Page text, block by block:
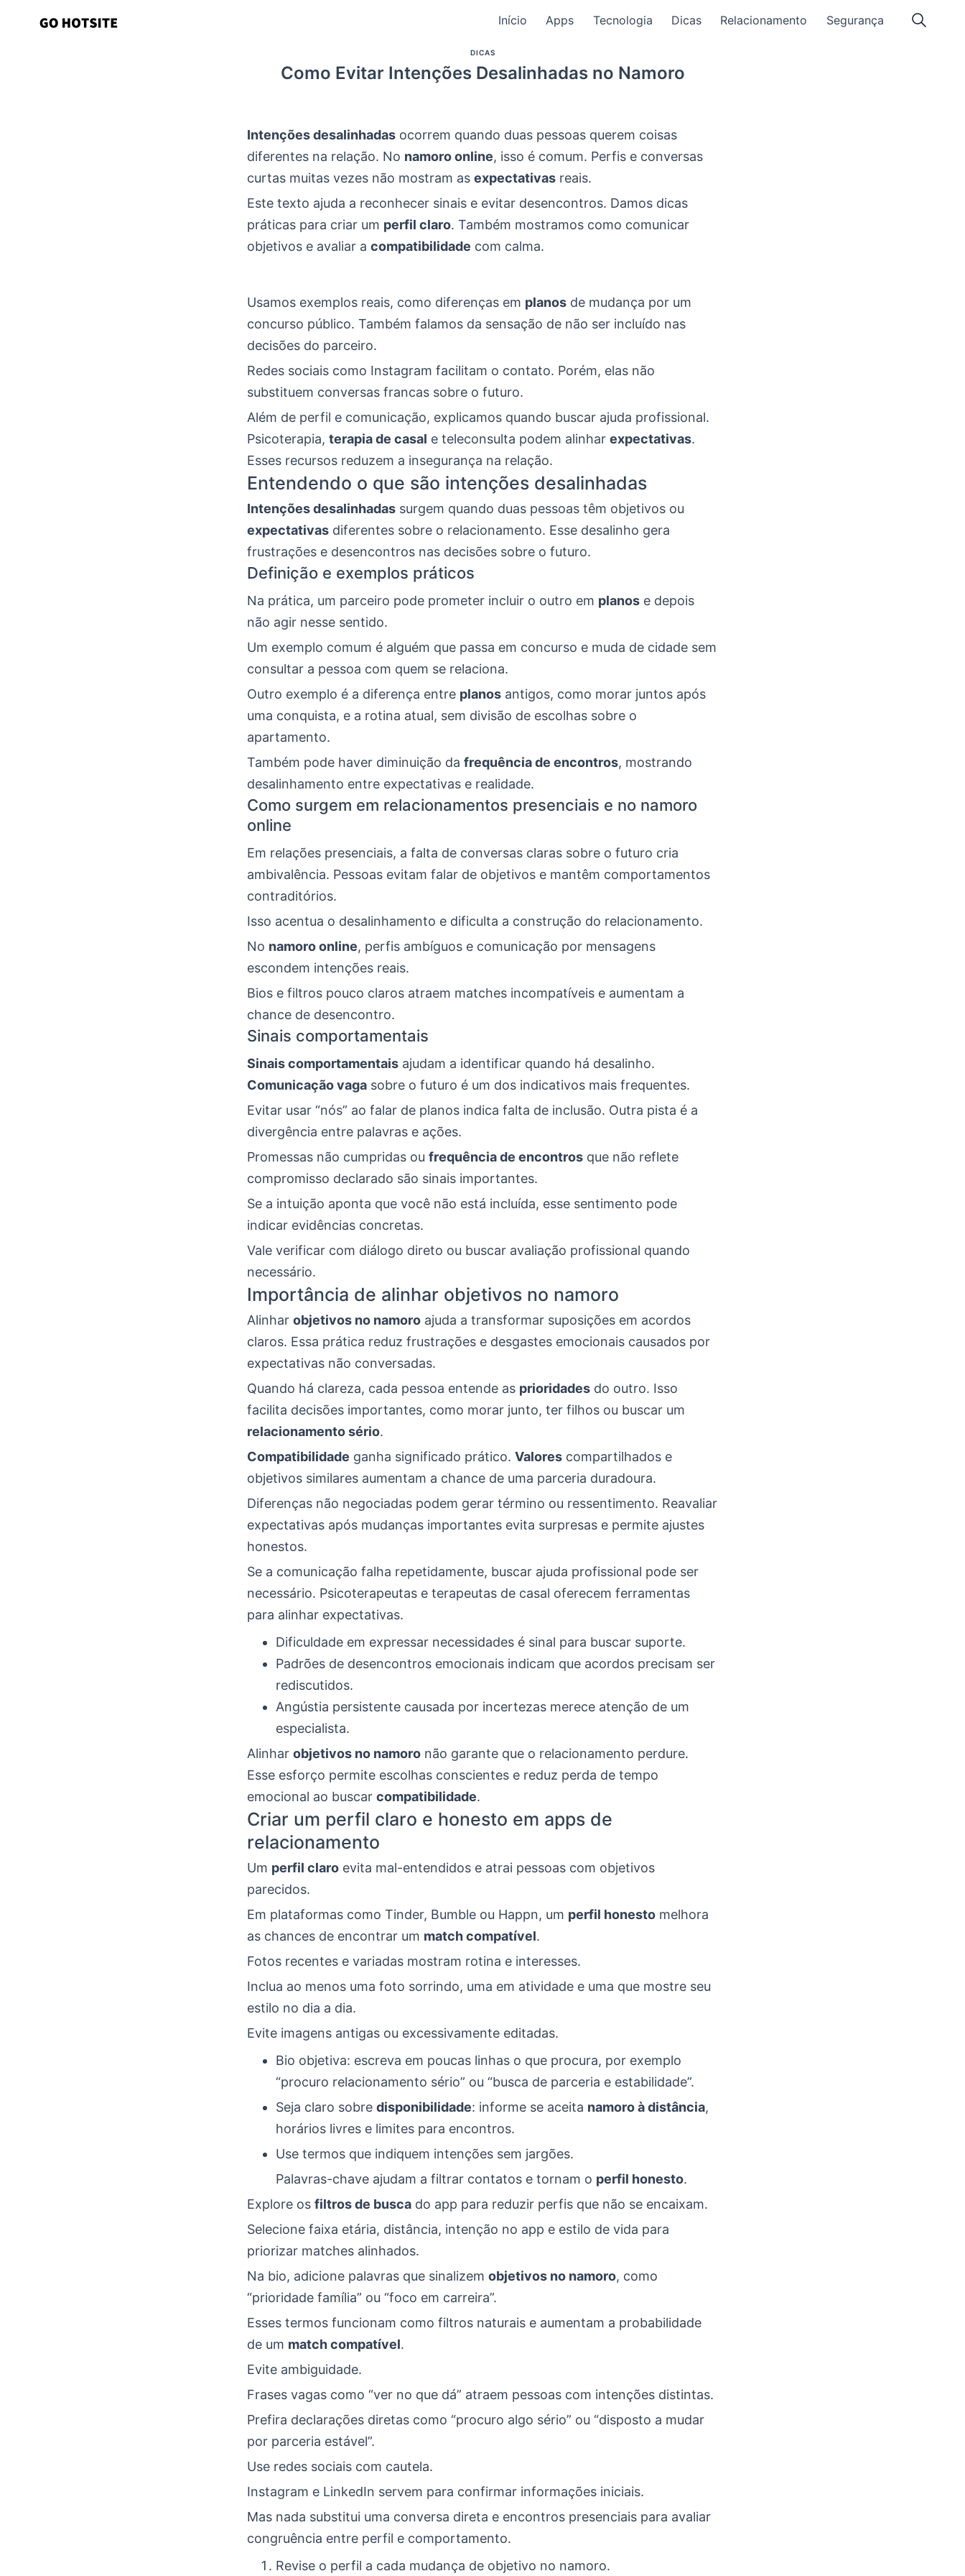
Início Apps Tecnologia Dicas Relacionamento Segurança
DICAS
Como Evitar Intenções Desalinhadas no Namoro
Intenções desalinhadas ocorrem quando duas pessoas querem coisas
diferentes na relação. No namoro online, isso é comum. Perfis e conversas
curtas muitas vezes não mostram as expectativas reais.
Este texto ajuda a reconhecer sinais e evitar desencontros. Damos dicas
práticas para criar um perfil claro. Também mostramos como comunicar
objetivos e avaliar a compatibilidade com calma.
Usamos exemplos reais, como diferenças em planos de mudança por um
concurso público. Também falamos da sensação de não ser incluído nas
decisões do parceiro.
Redes sociais como Instagram facilitam o contato. Porém, elas não
substituem conversas francas sobre o futuro.
Além de perfil e comunicação, explicamos quando buscar ajuda profissional.
Psicoterapia, terapia de casal e teleconsulta podem alinhar expectativas.
Esses recursos reduzem a insegurança na relação.
Entendendo o que são intenções desalinhadas
Intenções desalinhadas surgem quando duas pessoas têm objetivos ou
expectativas diferentes sobre o relacionamento. Esse desalinho gera
frustrações e desencontros nas decisões sobre o futuro.
Definição e exemplos práticos
Na prática, um parceiro pode prometer incluir o outro em planos e depois
não agir nesse sentido.
Um exemplo comum é alguém que passa em concurso e muda de cidade sem
consultar a pessoa com quem se relaciona.
Outro exemplo é a diferença entre planos antigos, como morar juntos após
uma conquista, e a rotina atual, sem divisão de escolhas sobre o
apartamento.
Também pode haver diminuição da frequência de encontros, mostrando
desalinhamento entre expectativas e realidade.
Como surgem em relacionamentos presenciais e no namoro
online
Em relações presenciais, a falta de conversas claras sobre o futuro cria
ambivalência. Pessoas evitam falar de objetivos e mantêm comportamentos
contraditórios.
Isso acentua o desalinhamento e dificulta a construção do relacionamento.
No namoro online, perfis ambíguos e comunicação por mensagens
escondem intenções reais.
Bios e filtros pouco claros atraem matches incompatíveis e aumentam a
chance de desencontro.
Sinais comportamentais
Sinais comportamentais ajudam a identificar quando há desalinho.
Comunicação vaga sobre o futuro é um dos indicativos mais frequentes.
Evitar usar “nós” ao falar de planos indica falta de inclusão. Outra pista é a
divergência entre palavras e ações.
Promessas não cumpridas ou frequência de encontros que não reflete
compromisso declarado são sinais importantes.
Se a intuição aponta que você não está incluída, esse sentimento pode
indicar evidências concretas.
Vale verificar com diálogo direto ou buscar avaliação profissional quando
necessário.
Importância de alinhar objetivos no namoro
Alinhar objetivos no namoro ajuda a transformar suposições em acordos
claros. Essa prática reduz frustrações e desgastes emocionais causados por
expectativas não conversadas.
Quando há clareza, cada pessoa entende as prioridades do outro. Isso
facilita decisões importantes, como morar junto, ter filhos ou buscar um
relacionamento sério.
Compatibilidade ganha significado prático. Valores compartilhados e
objetivos similares aumentam a chance de uma parceria duradoura.
Diferenças não negociadas podem gerar término ou ressentimento. Reavaliar
expectativas após mudanças importantes evita surpresas e permite ajustes
honestos.
Se a comunicação falha repetidamente, buscar ajuda profissional pode ser
necessário. Psicoterapeutas e terapeutas de casal oferecem ferramentas
para alinhar expectativas.
Dificuldade em expressar necessidades é sinal para buscar suporte.
Padrões de desencontros emocionais indicam que acordos precisam ser
rediscutidos.
Angústia persistente causada por incertezas merece atenção de um
especialista.
Alinhar objetivos no namoro não garante que o relacionamento perdure.
Esse esforço permite escolhas conscientes e reduz perda de tempo
emocional ao buscar compatibilidade.
Criar um perfil claro e honesto em apps de
relacionamento
Um perfil claro evita mal-entendidos e atrai pessoas com objetivos
parecidos.
Em plataformas como Tinder, Bumble ou Happn, um perfil honesto melhora
as chances de encontrar um match compatível.
Fotos recentes e variadas mostram rotina e interesses.
Inclua ao menos uma foto sorrindo, uma em atividade e uma que mostre seu
estilo no dia a dia.
Evite imagens antigas ou excessivamente editadas.
Bio objetiva: escreva em poucas linhas o que procura, por exemplo
“procuro relacionamento sério” ou “busca de parceria e estabilidade”.
Seja claro sobre disponibilidade: informe se aceita namoro à distância,
horários livres e limites para encontros.
Use termos que indiquem intenções sem jargões.
Palavras-chave ajudam a filtrar contatos e tornam o perfil honesto.
Explore os filtros de busca do app para reduzir perfis que não se encaixam.
Selecione faixa etária, distância, intenção no app e estilo de vida para
priorizar matches alinhados.
Na bio, adicione palavras que sinalizem objetivos no namoro, como
“prioridade família” ou “foco em carreira”.
Esses termos funcionam como filtros naturais e aumentam a probabilidade
de um match compatível.
Evite ambiguidade.
Frases vagas como “ver no que dá” atraem pessoas com intenções distintas.
Prefira declarações diretas como “procuro algo sério” ou “disposto a mudar
por parceria estável”.
Use redes sociais com cautela.
Instagram e LinkedIn servem para confirmar informações iniciais.
Mas nada substitui uma conversa direta e encontros presenciais para avaliar
congruência entre perfil e comportamento.
Revise o perfil a cada mudança de objetivo no namoro.